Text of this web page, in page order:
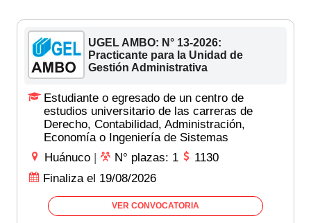
UGEL AMBO: N° 13-2026:
Practicante para la Unidad de
Gestión Administrativa
Estudiante o egresado de un centro de
estudios universitario de las carreras de
Derecho, Contabilidad, Administración,
Economía o Ingeniería de Sistemas
Huánuco | N° plazas: 1
1130
Finaliza el 19/08/2026
VER CONVOCATORIA